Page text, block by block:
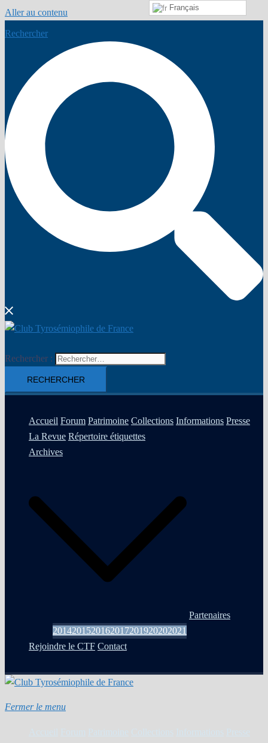
Aller au contenu
Rechercher
Rechercher :
Accueil Forum Patrimoine Collections Informations Presse
La Revue Répertoire étiquettes
Archives
2014201520162017201920202021
Partenaires
Rejoindre le CTF Contact
Fermer le menu
Français